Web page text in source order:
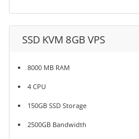
SSD KVM 8GB VPS
8000 MB RAM
4 CPU
150GB SSD Storage
2500GB Bandwidth